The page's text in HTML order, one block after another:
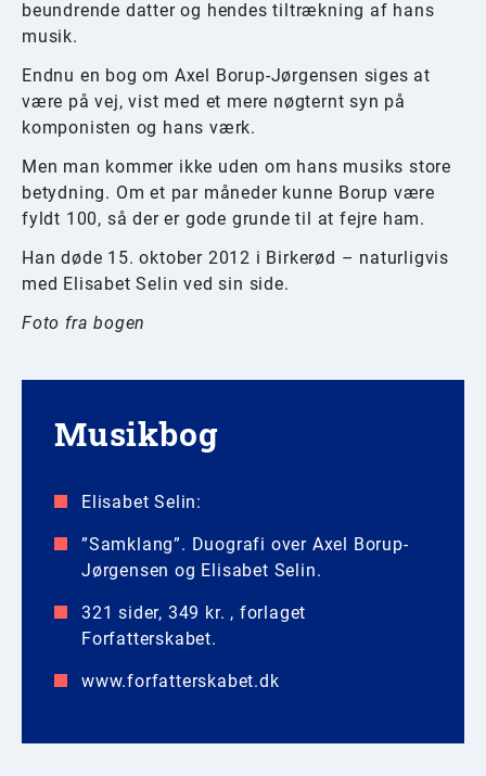
beundrende datter og hendes tiltrækning af hans
musik.
Endnu en bog om Axel Borup-Jørgensen siges at
være på vej, vist med et mere nøgternt syn på
komponisten og hans værk.
Men man kommer ikke uden om hans musiks store
betydning. Om et par måneder kunne Borup være
fyldt 100, så der er gode grunde til at fejre ham.
Han døde 15. oktober 2012 i Birkerød – naturligvis
med Elisabet Selin ved sin side.
Foto fra bogen
Musikbog
Elisabet Selin:
”Samklang”. Duografi over Axel Borup-
Jørgensen og Elisabet Selin.
321 sider, 349 kr. , forlaget
Forfatterskabet.
www.forfatterskabet.dk